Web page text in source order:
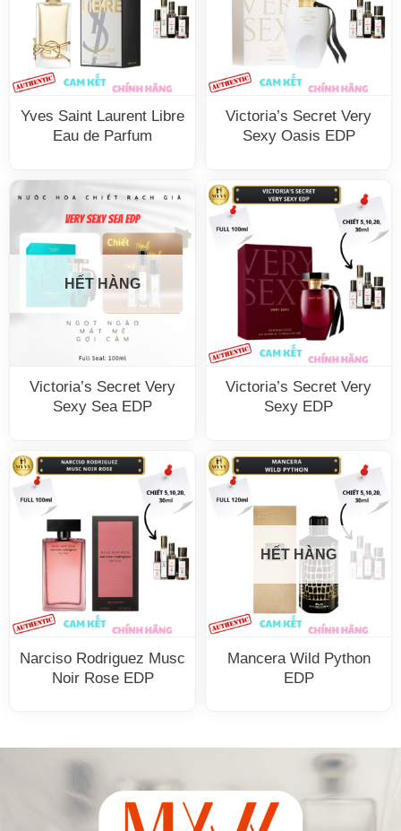
Yves Saint Laurent Libre
Eau de Parfum
Victoria’s Secret Very
Sexy Oasis EDP
HẾT HÀNG
Victoria’s Secret Very
Sexy Sea EDP
Victoria’s Secret Very
Sexy EDP
Narciso Rodriguez Musc
Noir Rose EDP
HẾT HÀNG
Mancera Wild Python
EDP